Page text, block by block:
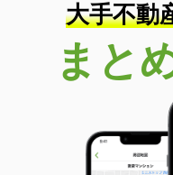
大手不動
まと